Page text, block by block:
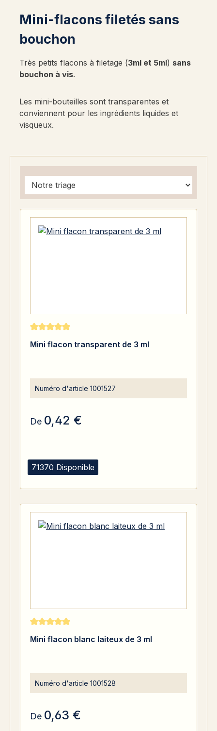
Mini-flacons filetés sans
bouchon
Très petits flacons à filetage (3ml et 5ml) sans
bouchon à vis.
Les mini-bouteilles sont transparentes et
conviennent pour les ingrédients liquides et
visqueux.
71370 Disponible
Note moyenne de 5 sur 5 étoiles
Mini flacon transparent de 3 ml
Numéro d'article 1001527
De 0,42 €
Note moyenne de 5 sur 5 étoiles
Mini flacon blanc laiteux de 3 ml
Numéro d'article 1001528
De 0,63 €